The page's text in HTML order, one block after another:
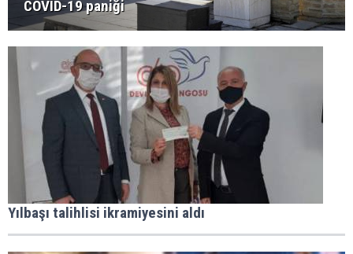
COVID-19 paniği
Yılbaşı talihlisi ikramiyesini aldı